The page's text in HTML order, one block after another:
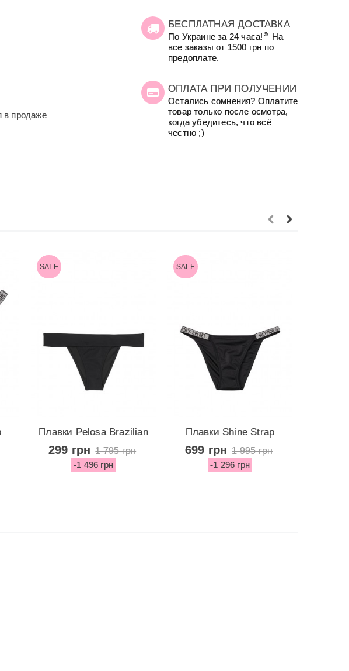
в продаже
БЕСПЛАТНАЯ ДОСТАВКА
По Украине за 24 часа! ☺
На
все заказы от 1500 грн по
предоплате.
ОПЛАТА ПРИ ПОЛУЧЕНИИ
Остались сомнения? Оплатите
товар только после осмотра,
когда убедитесь, что всё
честно ;)
SALE
Плавки Pelosa Brazilian
Bottom...
299 грн 1 795 грн
-1 496 грн
SALE
Плавки Shine Strap
Barbados...
699 грн 1 995 грн
-1 296 грн